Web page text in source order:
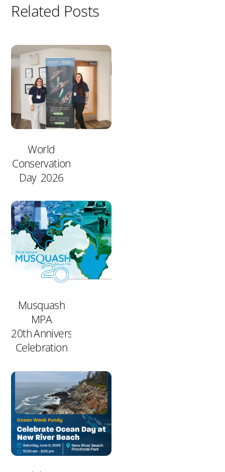
Related Posts
World
Conservation
Day 2026
Musquash
MPA
20th Anniversary
Celebration